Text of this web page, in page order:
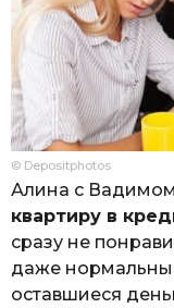
© Depositphotos
Алина с Вадимом
квартиру в
сразу не
даже
оставшиеся